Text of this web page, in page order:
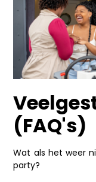
(FAQ's)
Wat als het weer
party?